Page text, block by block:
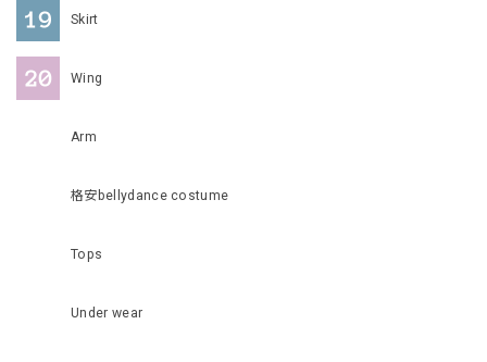
Skirt
Wing
Arm
格安bellydance costume
Tops
Under wear